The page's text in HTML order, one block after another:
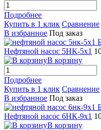
Подробнее
Купить в 1 клик Сравнение
В избранное Под заказ
Нефтяной насос 5НК-5х1
В корзину
Подробнее
Купить в 1 клик Сравнение
В избранное Под заказ
Нефтяной насос 6НК-9х1
В корзину